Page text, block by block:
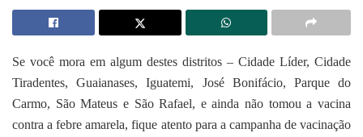
Se você mora em algum destes distritos – Cidade Líder, Cidade
Tiradentes, Guaianases, Iguatemi, José Bonifácio, Parque do
Carmo, São Mateus e São Rafael, e ainda não tomou a vacina
contra a febre amarela, fique atento para a campanha de vacinação